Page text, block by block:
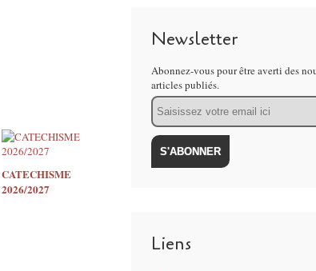
CATECHISME
2026/2027
Newsletter
Abonnez-vous pour être averti des
articles publiés.
Email
Liens